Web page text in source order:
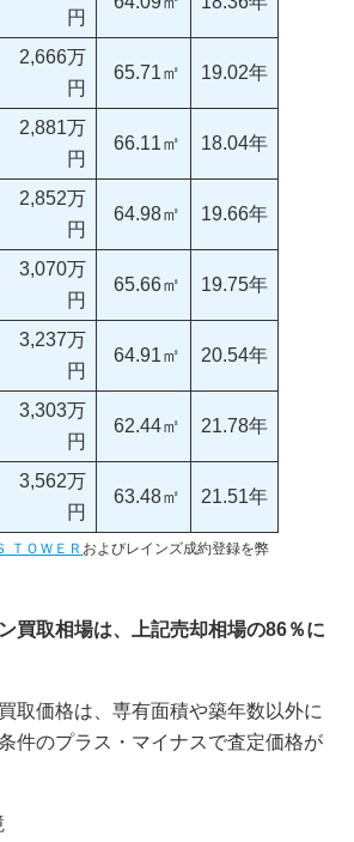
円
2,666万
円
65.71㎡ 19.02年
2,881万
円
66.11㎡ 18.04年
2,852万
円
64.98㎡ 19.66年
3,070万
円
65.66㎡ 19.75年
3,237万
円
64.91㎡ 20.54年
3,303万
円
62.44㎡ 21.78年
3,562万
円
63.48㎡ 21.51年
ＴＯＷＥＲ およびレインズ成約登録を弊
買取相場は、上記売却相場の86％に
取価格は、専有面積や築年数以外に
件のプラス・マイナスで査定価格が